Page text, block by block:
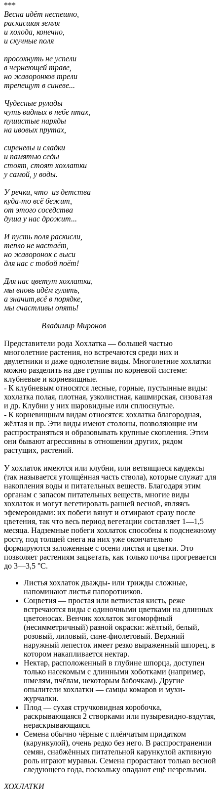
***
Весна идёт неспешно,
раскисшая земля
и холода, конечно,
и скучные поля
просохнуть не успели
в чернеющей траве,
но жаворонков трели
трепещут в синеве...
Чудесные рулады
чуть видных в небе птах,
пушистые наряды
на ивовых прутах,
сиреневы и сладки
и памятью седы
стоят, стоят хохлатки
у самой, у воды.
У речки, что из детства
куда-то всё бежит,
от этого соседства
душа у нас дрожит...
И пусть поля раскисли,
тепло не настаёт,
но жаворонок с выси
для нас с тобой поёт!
Для нас цветут хохлатки,
мы вновь идём гулять,
а значит,всё в порядке,
мы счастливы опять!
Владимир Миронов
Представители рода Хохлатка — большей частью
многолетние растения, но встречаются среди них и
двулетники и даже однолетние виды. Многолетние хохлатки
можно разделить на две группы по корневой системе:
клубневые и корневищные.
- К клубневым относятся лесные, горные, пустынные виды:
хохлатка полая, плотная, узколистная, кашмирская, сизоватая
и др. Клубни у них шаровидные или сплюснутые.
- К корневищным видам относятся: хохлатка благородная,
жёлтая и пр. Эти виды имеют столоны, позволяющие им
распространяться и образовывать крупные скопления. Этим
они бывают агрессивны в отношении других, рядом
растущих, растений.
У хохлаток имеются или клубни, или ветвящиеся каудексы
(так называется утолщённая часть ствола), которые служат для
накопления воды и питательных веществ. Благодаря этим
органам с запасом питательных веществ, многие виды
хохлаток и могут вегетировать ранней весной, являясь
эфемероидами: их побеги вянут и отмирают сразу после
цветения, так что весь период вегетации составляет 1—1,5
месяца. Надземные побеги хохлаток способны к подснежному
росту, под толщей снега на них уже окончательно
формируются заложенные с осени листья и цветки. Это
позволяет растениям зацветать, как только почва прогревается
до 3—3,5 °C.
Листья хохлаток дважды- или трижды сложные,
напоминают листья папоротников.
Соцветия — простая или ветвистая кисть, реже
встречаются виды с одиночными цветками на длинных
цветоносах. Венчик хохлаток зигоморфный
(несимметричный) разной окраски: жёлтый, белый,
розовый, лиловый, сине-фиолетовый. Верхний
наружный лепесток имеет резко выраженный шпорец, в
котором накапливается нектар.
Нектар, расположенный в глубине шпорца, доступен
только насекомым с длинными хоботками (например,
шмелям, пчёлам, некоторым бабочкам). Другие
опылители хохлатки — самцы комаров и мухи-
журчалки.
Плод — сухая стручковидная коробочка,
раскрывающаяся 2 створками или пузыревидно-вздутая,
нераскрывающаяся.
Семена обычно чёрные с плёнчатым придатком
(карункулой), очень редко без него. В распространении
семян, снабжённых питательной карункулой активную
роль играют муравьи. Семена прорастают только весной
следующего года, поскольку опадают ещё незрелыми.
ХОХЛАТКИ